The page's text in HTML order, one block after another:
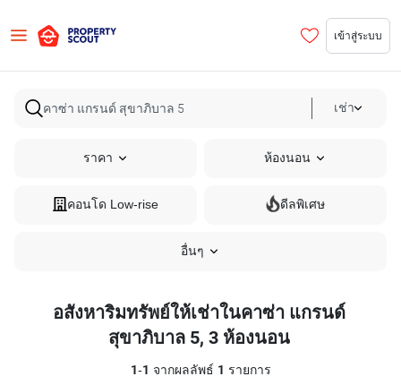
เข้าสู่ระบบ
เช่า
ราคา ห้องนอน
คอนโด Low-rise ดีลพิเศษ
อื่นๆ
อสังหาริมทรัพย์ให้เช่าในคาซ่า แกรนด์
สุขาภิบาล 5, 3 ห้องนอน
1-1 จากผลลัพธ์ 1 รายการ